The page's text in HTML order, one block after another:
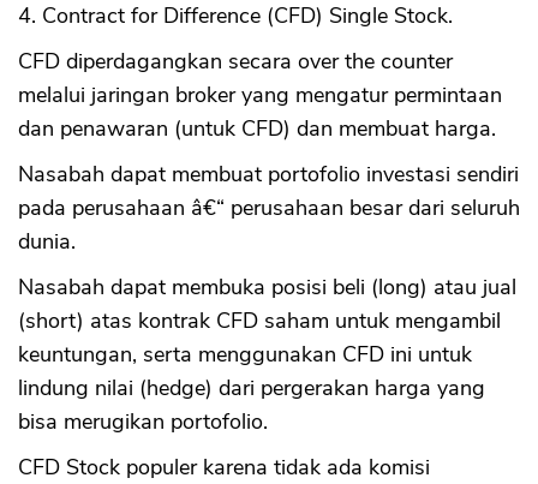
4. Contract for Difference (CFD) Single Stock.
CFD diperdagangkan secara over the counter
melalui jaringan broker yang mengatur permintaan
dan penawaran (untuk CFD) dan membuat harga.
Nasabah dapat membuat portofolio investasi sendiri
pada perusahaan â€“ perusahaan besar dari seluruh
dunia.
Nasabah dapat membuka posisi beli (long) atau jual
(short) atas kontrak CFD saham untuk mengambil
keuntungan, serta menggunakan CFD ini untuk
lindung nilai (hedge) dari pergerakan harga yang
bisa merugikan portofolio.
CFD Stock populer karena tidak ada komisi